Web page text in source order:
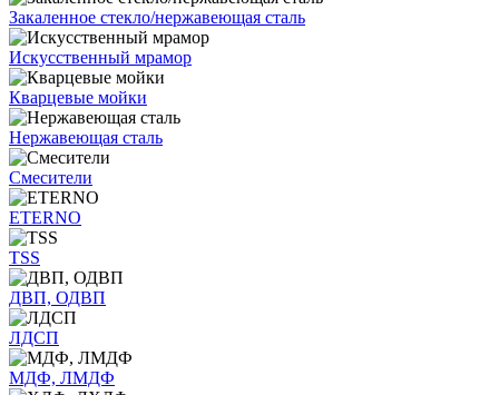
Закаленное стекло/нержавеющая сталь
Искусственный мрамор
Кварцевые мойки
Нержавеющая сталь
Смесители
ETERNO
TSS
ДВП, ОДВП
ЛДСП
МДФ, ЛМДФ